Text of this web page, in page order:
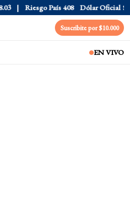
Riesgo País 408 Dólar Oficial $1520
Suscribite por $10.000
EN VIVO